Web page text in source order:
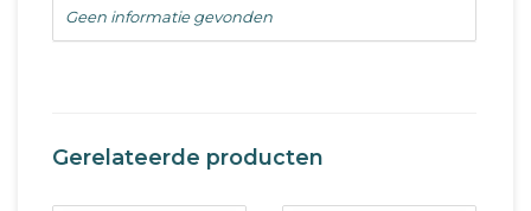
Geen informatie gevonden
Gerelateerde producten